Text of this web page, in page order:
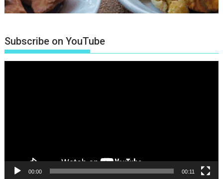
Subscribe on YouTube
00:00 00:11